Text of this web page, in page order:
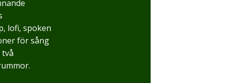
lofi, spoken
för sång